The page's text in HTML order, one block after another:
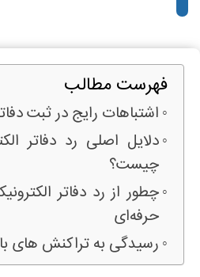
فهرست مطالب
اشتباهات رایج در ثبت
دلایل اصلی رد دفاتر
چیست؟
چطور از رد دفاتر
حرفه‌ای
رسیدگی به تراکنش های